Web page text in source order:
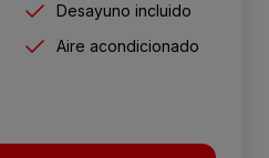
Desayuno incluido
Aire acondicionado